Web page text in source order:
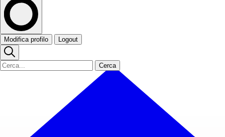
Modifica profilo Logout
Cerca